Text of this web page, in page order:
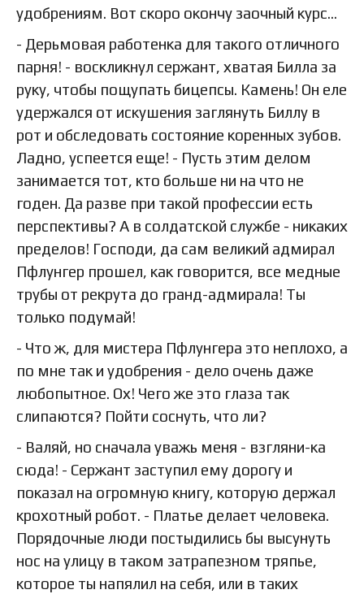
удобрениям. Вот скоро окончу заочный курс...
- Дерьмовая работенка для такого отличного
парня! - воскликнул сержант, хватая Билла за
руку, чтобы пощупать бицепсы. Камень! Он еле
удержался от искушения заглянуть Биллу в
рот и обследовать состояние коренных зубов.
Ладно, успеется еще! - Пусть этим делом
занимается тот, кто больше ни на что не
годен. Да разве при такой профессии есть
перспективы? А в солдатской службе - никаких
пределов! Господи, да сам великий адмирал
Пфлунгер прошел, как говорится, все медные
трубы от рекрута до гранд-адмирала! Ты
только подумай!
- Что ж, для мистера Пфлунгера это неплохо, а
по мне так и удобрения - дело очень даже
любопытное. Ох! Чего же это глаза так
слипаются? Пойти соснуть, что ли?
- Валяй, но сначала уважь меня - взгляни-ка
сюда! - Сержант заступил ему дорогу и
показал на огромную книгу, которую держал
крохотный робот. - Платье делает человека.
Порядочные люди постыдились бы высунуть
нос на улицу в таком затрапезном тряпье,
которое ты напялил на себя, или в таких